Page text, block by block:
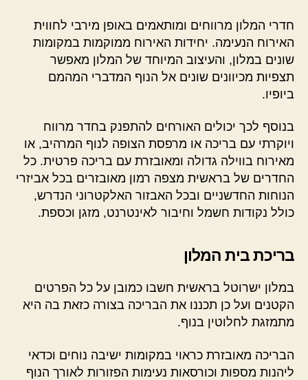
חדרי המלון מרווחים ומותאמים באופן מירבי לחווית
האירוח הנעימה. יחידות האירוח ממוקמות במקומות
שונים במלון, והעיצוב המיוחד של המלון מאפשר
תצפיות מכיוונים שונים אל הנוף המדברי המהמם
ביופיו.
בנוסף לכך יכולים האורחים להתפנק בחדר מרווח
ויוקרתי עם בריכה או מרפסת הצופה לנוף המרהיב, או
מאירוח בווילה גדולה ומאובזרת עם בריכה פרטית. כל
החדרים של בראשית מצפה רמון מאובזרים בכל אביזרי
הנוחות החדשניים ובכל האבזור האלקטרוני הנדרש,
כולל נקודות חשמל וחיבור לאינטרנט, מזגן וכספת.
בריכת בית המלון
במלון ישרוטל בראשית חשבו כמובן על כל הפרטים
הקטנים ועל כן תכננו את הבריכה בצורה כזאת בה היא
מתמזגת לחלוטין בנוף.
הבריכה מאובזרת כראוי במקומות ישיבה נוחים וכדאי
ליהנות מספות וכורסאות נעימות הפזורות לאורך הנוף